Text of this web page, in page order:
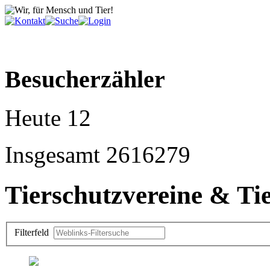
Besucherzähler
Heute 12
Insgesamt 2616279
Tierschutzvereine &
Filterfeld